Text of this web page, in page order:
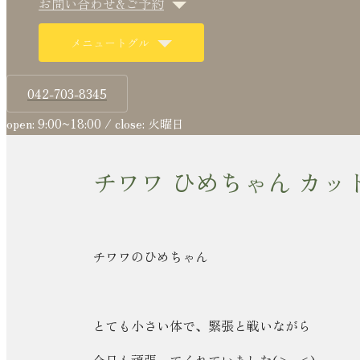
メニュートグル
042-703-8345
open: 9:00~18:00 / close: 火曜日
チワワ ひめちゃん カッ
チワワのひめちゃん
とても小さい体で、緊張と戦いながら